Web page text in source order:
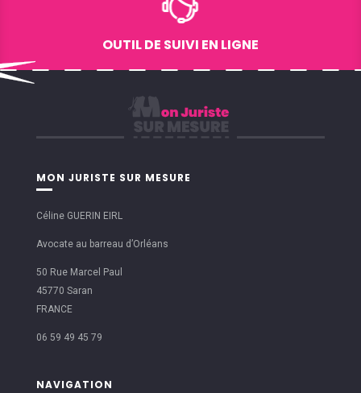
OUTIL DE SUIVI EN LIGNE
MON JURISTE SUR MESURE
Céline GUERIN EIRL
Avocate au barreau d’Orléans
50 Rue Marcel Paul
45770 Saran
FRANCE
06 59 49 45 79
NAVIGATION